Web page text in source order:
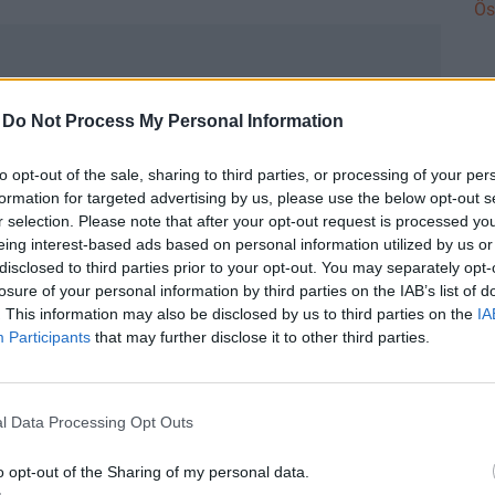
Do Not Process My Personal Information
opt-out of the sale, sharing to third parties, or processing of your
for targeted advertising by us, please use the below opt-out
selection. Please note that after your opt-out request is processed
interest-based ads based on personal information utilized by us
to third parties prior to your opt-out. You may separately
of your personal information by third parties on the IAB’s list of
This information may also be disclosed by us to third parties on the
Participants that may further disclose it to other third parties.
Data Processing Opt Outs
opt-out of the Sharing of my personal data.
ment az arany, emelkedtek a tőzsdék
magyar tőzsde
KERETE AZ ÚJ AKTÍV MAGYAROK
NŐ. A FIATALOK SZÁMÁRA
EGYÜTT A MUNKÁLTATÓK AKÁR ÉVI 2,37
ADÓZÁS MELLETT.
fog minősülni a munkáltató által a munkavállaló
A munkáltató ezen az összegen felül is
egyes meghatározott juttatásként adózik. A